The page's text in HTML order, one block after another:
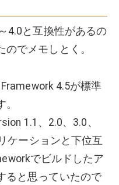
4.0と互換性があるの
でメモしとく。
4.5が標準
1.1、2.0、3.0、
ケーションと下位互
でビルドしたア
ると思っていたので